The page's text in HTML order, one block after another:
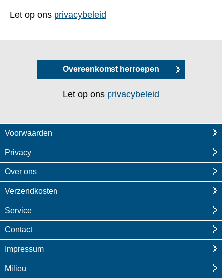
Let op ons privacybeleid
Overeenkomst herroepen
Let op ons privacybeleid
Voorwaarden
Privacy
Over ons
Verzendkosten
Service
Contact
Impressum
Milieu